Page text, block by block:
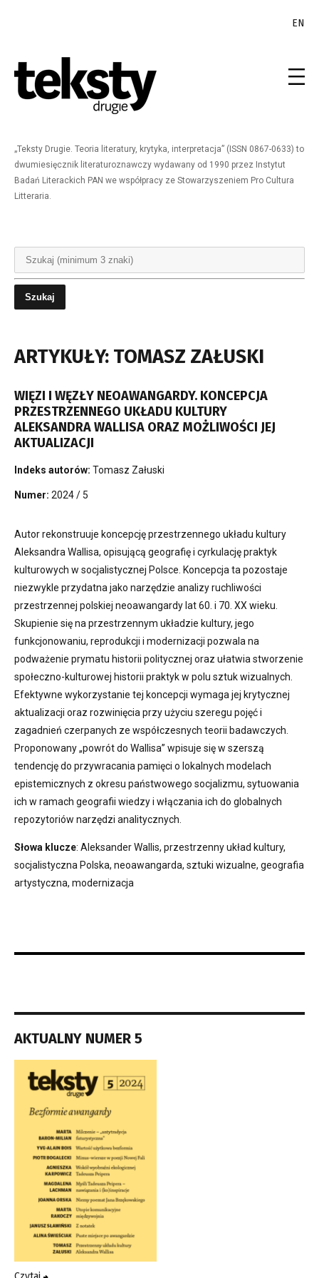
EN
„Teksty Drugie. Teoria literatury, krytyka, interpretacja” (ISSN 0867-0633) to
dwumiesięcznik literaturoznawczy wydawany od 1990 przez Instytut
Badań Literackich PAN we współpracy ze Stowarzyszeniem Pro Cultura
Litteraria.
ARTYKUŁY: TOMASZ ZAŁUSKI
WIĘZI I WĘZŁY NEOAWANGARDY. KONCEPCJA
PRZESTRZENNEGO UKŁADU KULTURY
ALEKSANDRA WALLISA ORAZ MOŻLIWOŚCI JEJ
AKTUALIZACJI
Indeks autorów: Tomasz Załuski
Numer: 2024 / 5
Autor rekonstruuje koncepcję przestrzennego układu kultury
Aleksandra Wallisa, opisującą geografię i cyrkulację praktyk
kulturowych w socjalistycznej Polsce. Koncepcja ta pozostaje
niezwykle przydatna jako narzędzie analizy ruchliwości
przestrzennej polskiej neoawangardy lat 60. i 70. XX wieku.
Skupienie się na przestrzennym układzie kultury, jego
funkcjonowaniu, reprodukcji i modernizacji pozwala na
podważenie prymatu historii politycznej oraz ułatwia stworzenie
społeczno-kulturowej historii praktyk w polu sztuk wizualnych.
Efektywne wykorzystanie tej koncepcji wymaga jej krytycznej
aktualizacji oraz rozwinięcia przy użyciu szeregu pojęć i
zagadnień czerpanych ze współczesnych teorii badawczych.
Proponowany „powrót do Wallisa” wpisuje się w szerszą
tendencję do przywracania pamięci o lokalnych modelach
epistemicznych z okresu państwowego socjalizmu, sytuowania
ich w ramach geografii wiedzy i włączania ich do globalnych
repozytoriów narzędzi analitycznych.
Słowa klucze: Aleksander Wallis, przestrzenny układ kultury,
socjalistyczna Polska, neoawangarda, sztuki wizualne, geografia
artystyczna, modernizacja
AKTUALNY NUMER 5